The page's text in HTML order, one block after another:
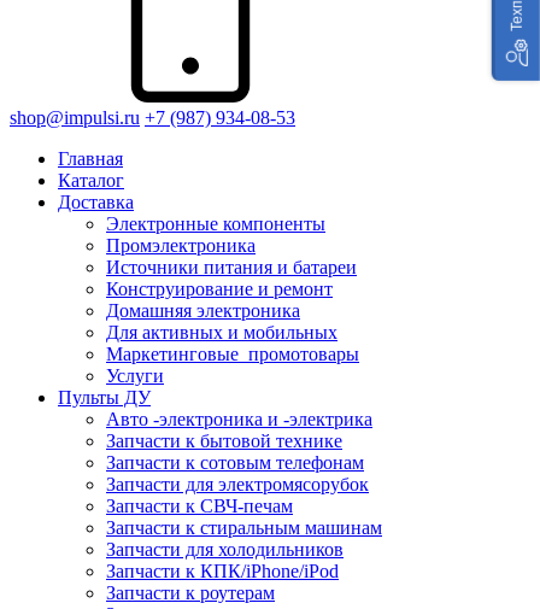
shop@impulsi.ru +7 (987) 934-08-53
Главная
Каталог
Доставка
Электронные компоненты
Промэлектроника
Источники питания и батареи
Конструирование и ремонт
Домашняя электроника
Для активных и мобильных
Маркетинговые_промотовары
Услуги
Пульты ДУ
Авто -электроника и -электрика
Запчасти к бытовой технике
Запчасти к сотовым телефонам
Запчасти для электромясорубок
Запчасти к СВЧ-печам
Запчасти к стиральным машинам
Запчасти для холодильников
Запчасти к КПК/iPhone/iPod
Запчасти к роутерам